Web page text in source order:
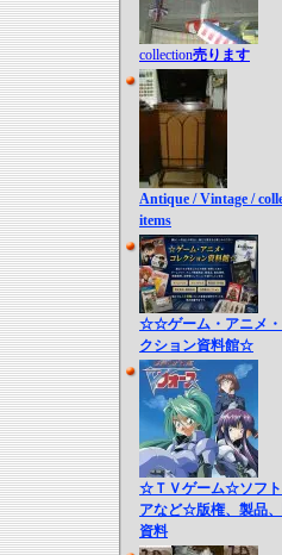
collection売ります
Antique / Vintage /
items
☆☆ゲーム・アニメ・
クション資料館☆
☆ＴＶゲーム☆ソフト
アなど☆版権、製品
資料